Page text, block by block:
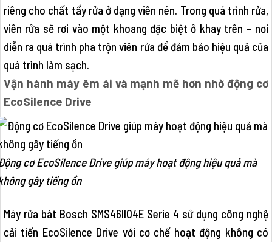
riêng cho chất tẩy rửa ở dạng viên nén. Trong quá trình rửa,
viên rửa sẽ rơi vào một khoang đặc biệt ở khay trên – nơi
diễn ra quá trình pha trộn viên rửa để đảm bảo hiệu quả của
quá trình làm sạch.
Vận hành máy êm ái và mạnh mẽ hơn nhờ động cơ
EcoSilence Drive
cơ EcoSilence Drive giúp máy hoạt động hiệu quả mà
gây tiếng ồn
Máy rửa bát Bosch SMS46II04E Serie 4 sử dụng công nghệ
cải tiến EcoSilence Drive với cơ chế hoạt động không có